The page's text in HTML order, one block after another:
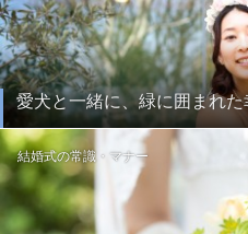
愛犬と一緒に、緑に囲まれ
結婚式の常識・マナー